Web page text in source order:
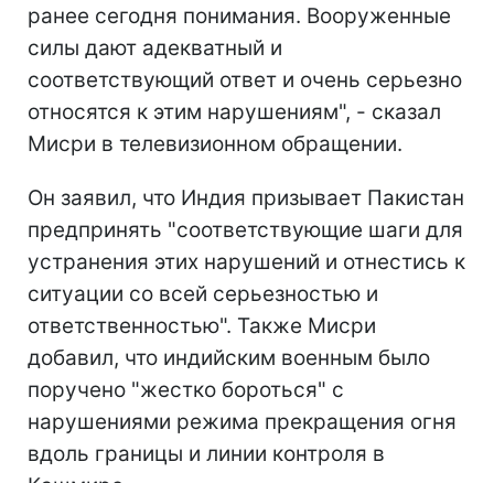
ранее сегодня понимания. Вооруженные
силы дают адекватный и
соответствующий ответ и очень серьезно
относятся к этим нарушениям", - сказал
Мисри в телевизионном обращении.
Он заявил, что Индия призывает Пакистан
предпринять "соответствующие шаги для
устранения этих нарушений и отнестись к
ситуации со всей серьезностью и
ответственностью". Также Мисри
добавил, что индийским военным было
поручено "жестко бороться" с
нарушениями режима прекращения огня
вдоль границы и линии контроля в